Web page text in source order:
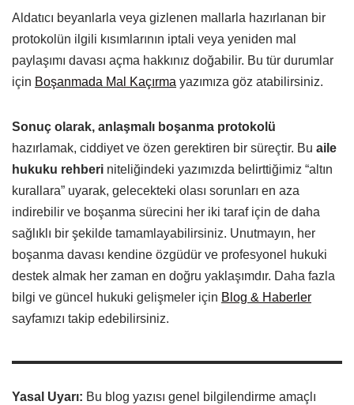
Aldatıcı beyanlarla veya gizlenen mallarla hazırlanan bir
protokolün ilgili kısımlarının iptali veya yeniden mal
paylaşımı davası açma hakkınız doğabilir. Bu tür durumlar
için Boşanmada Mal Kaçırma yazımıza göz atabilirsiniz.
Sonuç olarak, anlaşmalı boşanma protokolü
hazırlamak, ciddiyet ve özen gerektiren bir süreçtir. Bu aile
hukuku rehberi niteliğindeki yazımızda belirttiğimiz “altın
kurallara” uyarak, gelecekteki olası sorunları en aza
indirebilir ve boşanma sürecini her iki taraf için de daha
sağlıklı bir şekilde tamamlayabilirsiniz. Unutmayın, her
boşanma davası kendine özgüdür ve profesyonel hukuki
destek almak her zaman en doğru yaklaşımdır. Daha fazla
bilgi ve güncel hukuki gelişmeler için Blog & Haberler
sayfamızı takip edebilirsiniz.
Yasal Uyarı: Bu blog yazısı genel bilgilendirme amaçlı